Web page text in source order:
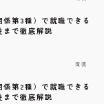
第3種）で就職できる
まで徹底解説
環境
第2種）で就職できる
まで徹底解説